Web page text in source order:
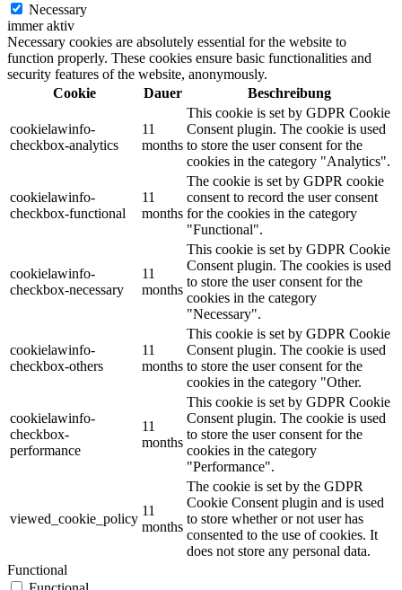
Necessary
immer aktiv
Necessary cookies are absolutely essential for the website to
function properly. These cookies ensure basic functionalities and
security features of the website, anonymously.
Cookie
Dauer Beschreibung
cookielawinfo-
checkbox-analytics
11
months
This cookie is set by GDPR Cookie
Consent plugin. The cookie is used
to store the user consent for the
cookies in the category "Analytics".
cookielawinfo-
checkbox-functional
11
months
The cookie is set by GDPR cookie
consent to record the user consent
for the cookies in the category
"Functional".
cookielawinfo-
checkbox-necessary
11
months
This cookie is set by GDPR Cookie
Consent plugin. The cookies is used
to store the user consent for the
cookies in the category
"Necessary".
cookielawinfo-
checkbox-others
11
months
This cookie is set by GDPR Cookie
Consent plugin. The cookie is used
to store the user consent for the
cookies in the category "Other.
cookielawinfo-
checkbox-
performance
11
months
This cookie is set by GDPR Cookie
Consent plugin. The cookie is used
to store the user consent for the
cookies in the category
"Performance".
viewed_cookie_policy
11
months
The cookie is set by the GDPR
Cookie Consent plugin and is used
to store whether or not user has
consented to the use of cookies. It
does not store any personal data.
Functional